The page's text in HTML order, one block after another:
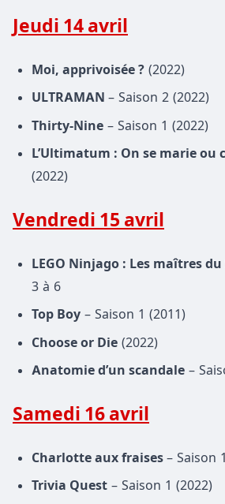
Jeudi 14 avril
Moi, apprivoisée ? (2022)
ULTRAMAN – Saison 2 (2022)
Thirty-Nine – Saison 1 (2022)
L’Ultimatum : On se marie ou
(2022)
Vendredi 15 avril
LEGO Ninjago : Les maîtres
3 à 6
Top Boy – Saison 1 (2011)
Choose or Die (2022)
Anatomie d’un scandale –
Samedi 16 avril
Charlotte aux fraises – Saison
Trivia Quest – Saison 1 (2022)